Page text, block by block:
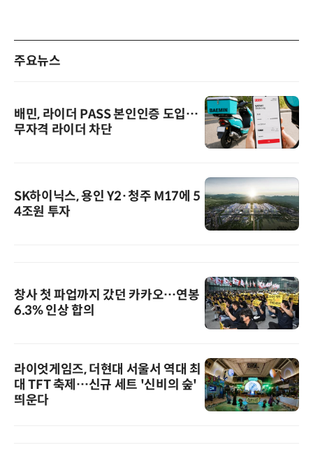
주요뉴스
배민, 라이더 PASS 본인인증 도입…
무자격 라이더 차단
SK하이닉스, 용인 Y2·청주 M17에 5
4조원 투자
창사 첫 파업까지 갔던 카카오…연봉
6.3% 인상 합의
라이엇게임즈, 더현대 서울서 역대 최
대 TFT 축제…신규 세트 '신비의 숲'
띄운다